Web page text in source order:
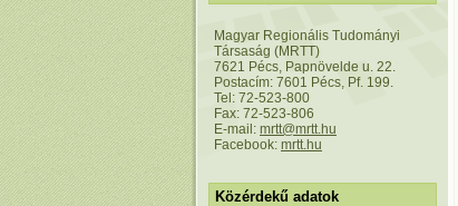
Magyar Regionális Tudományi
Társaság (MRTT)
7621 Pécs, Papnövelde u. 22.
Postacím: 7601 Pécs, Pf. 199.
Tel: 72-523-800
Fax: 72-523-806
E-mail: mrtt@mrtt.hu
Facebook: mrtt.hu
Közérdekű adatok